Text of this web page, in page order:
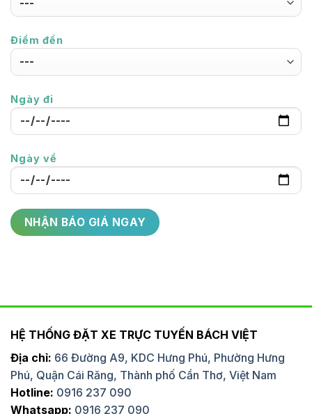
Điểm đến
Ngày đi
Ngày về
HỆ THỐNG ĐẶT XE TRỰC TUYẾN BÁCH VIỆT
Địa chỉ: 66 Đường A9, KDC Hưng Phú, Phường Hưng
Phú, Quận Cái Răng, Thành phố Cần Thơ, Việt Nam
Hotline: 0916 237 090
Whatsapp: 0916 237 090